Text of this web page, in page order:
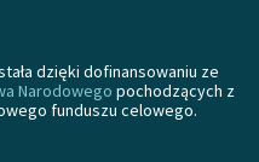
dzięki dofinansowaniu ze
Narodowego pochodzących z
funduszu celowego.